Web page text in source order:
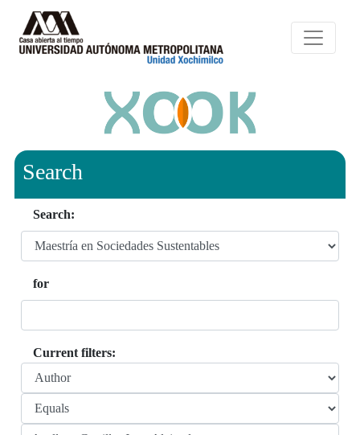
Search
Search:
for
Current filters: